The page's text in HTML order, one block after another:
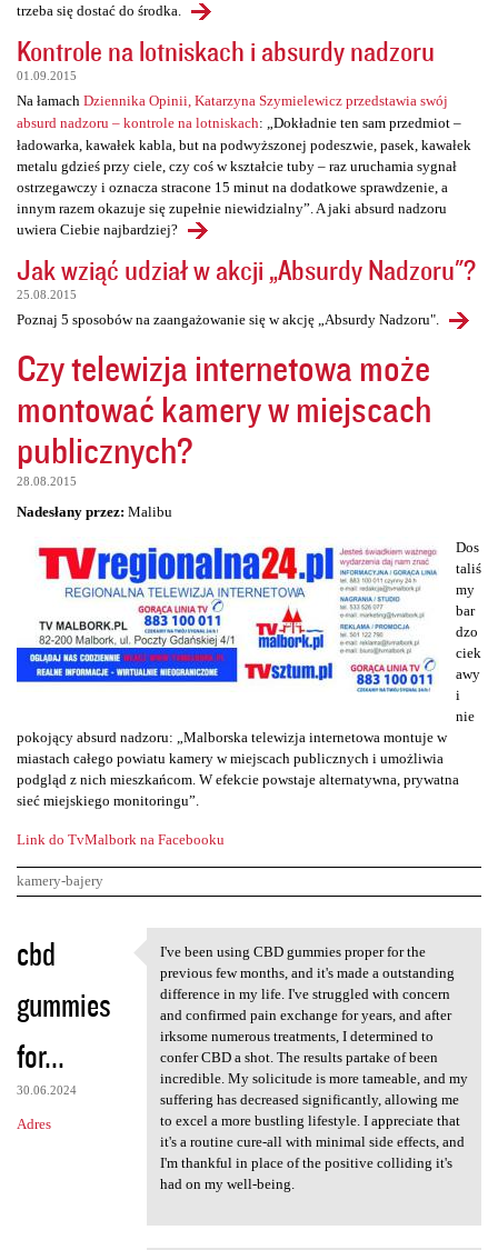
trzeba się dostać do środka.
Kontrole na lotniskach i absurdy nadzoru
01.09.2015
Na łamach Dziennika Opinii, Katarzyna Szymielewicz przedstawia swój
absurd nadzoru – kontrole na lotniskach: „Dokładnie ten sam przedmiot –
ładowarka, kawałek kabla, but na podwyższonej podeszwie, pasek, kawałek
metalu gdzieś przy ciele, czy coś w kształcie tuby – raz uruchamia sygnał
ostrzegawczy i oznacza stracone 15 minut na dodatkowe sprawdzenie, a
innym razem okazuje się zupełnie niewidzialny”. A jaki absurd nadzoru
uwiera Ciebie najbardziej?
Jak wziąć udział w akcji „Absurdy Nadzoru"?
25.08.2015
Poznaj 5 sposobów na zaangażowanie się w akcję „Absurdy Nadzoru".
Czy telewizja internetowa może
montować kamery w miejscach
publicznych?
28.08.2015
Nadesłany przez: Malibu
Dos
taliś
my
bar
dzo
ciek
awy
i
nie
pokojący absurd nadzoru: „Malborska telewizja internetowa montuje w
miastach całego powiatu kamery w miejscach publicznych i umożliwia
podgląd z nich mieszkańcom. W efekcie powstaje alternatywna, prywatna
sieć miejskiego monitoringu”.
Link do TvMalbork na Facebooku
kamery-bajery
K
o
m
e
n
t
a
cbd
gummies
for...
30.06.2024
Adres
I've been using CBD gummies
I've been using CBD gummies proper for the
previous few months, and it's made a outstanding
difference in my life. I've struggled with concern
and confirmed pain exchange for years, and after
irksome numerous treatments, I determined to
confer CBD a shot. The results partake of been
incredible. My solicitude is more tameable, and my
suffering has decreased significantly, allowing me
to excel a more bustling lifestyle. I appreciate that
it's a routine cure-all with minimal side effects, and
I'm thankful in place of the positive colliding it's
had on my well-being.